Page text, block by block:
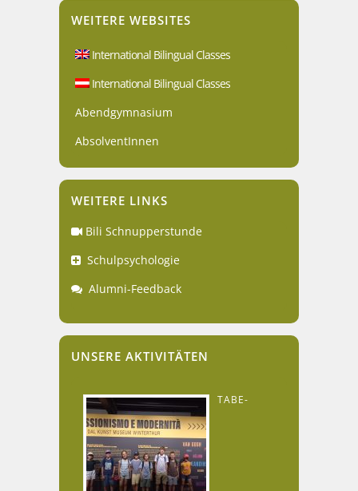
WEITERE WEBSITES
International Bilingual Classes
International Bilingual Classes
Abendgymnasium
AbsolventInnen
WEITERE LINKS
Bili Schnupperstunde
Schulpsychologie
Alumni-Feedback
UNSERE AKTIVITÄTEN
TABE-